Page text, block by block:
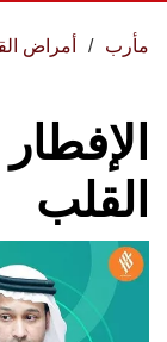
مأرب أمراض
القلب